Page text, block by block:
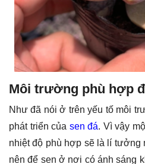
Môi trường phù hợp
Như đã nói ở trên yếu tố môi
phát triển của sen đá. Vì vậy
nhiệt độ phù hợp sẽ là lí tưởng
nên để sen ở nơi có ánh sáng